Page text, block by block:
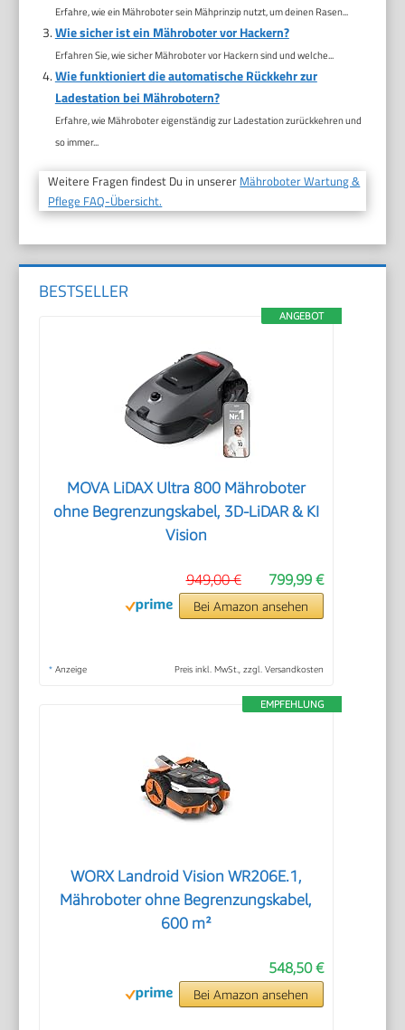
Erfahre, wie ein Mähroboter sein Mähprinzip nutzt, um deinen Rasen...
Wie sicher ist ein Mähroboter vor Hackern?
Erfahren Sie, wie sicher Mähroboter vor Hackern sind und welche...
Wie funktioniert die automatische Rückkehr zur
Ladestation bei Mährobotern?
Erfahre, wie Mähroboter eigenständig zur Ladestation zurückkehren und
so immer...
Weitere Fragen findest Du in unserer Mähroboter Wartung &
Pflege FAQ-Übersicht.
BESTSELLER
ANGEBOT
MOVA LiDAX Ultra 800 Mähroboter
ohne Begrenzungskabel, 3D-LiDAR & KI
Vision
799,99 €
949,00 €
Bei Amazon ansehen
* Anzeige Preis inkl. MwSt., zzgl. Versandkosten
EMPFEHLUNG
WORX Landroid Vision WR206E.1,
Mähroboter ohne Begrenzungskabel,
600 m²
548,50 €
Bei Amazon ansehen